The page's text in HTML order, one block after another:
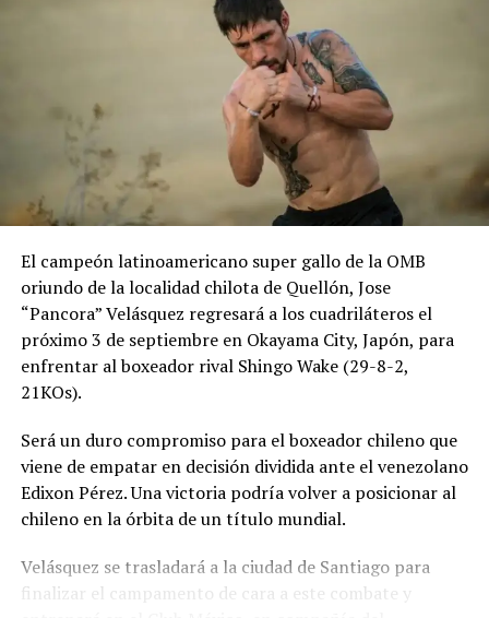
El campeón latinoamericano super gallo de la OMB
oriundo de la localidad chilota de Quellón, Jose
“Pancora” Velásquez regresará a los cuadriláteros el
próximo 3 de septiembre en Okayama City, Japón, para
enfrentar al boxeador rival Shingo Wake (29-8-2,
21KOs).
Será un duro compromiso para el boxeador chileno que
viene de empatar en decisión dividida ante el venezolano
Edixon Pérez. Una victoria podría volver a posicionar al
chileno en la órbita de un título mundial.
Velásquez se trasladará a la ciudad de Santiago para
finalizar el campamento de cara a este combate y